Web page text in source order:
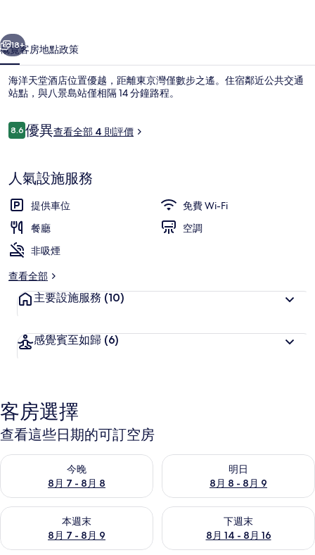
片
集
燒烤/野餐區
個 下一個
18+
概覽客房地點政策
海洋天堂酒店位置優越，距離東京灣僅數步之遙。住宿鄰近公共交通
站點，與八景島站僅相隔 14 分鐘路程。
評
價
8.68.6 分，滿分 10 分，
優異查看全部 4 則評價
人氣設施服務
提供車位
免費 Wi-Fi
餐廳
空調
非吸煙
查看全部
主要設施服務 (10)
感覺賓至如歸 (6)
客房選擇
查看這些日期的可訂空房
今晚
8月 7 - 8月 8
查看今晚 8月 7 - 8月 8的可訂空房
明日
8月 8 - 8月 9
查看明日 8月 8 - 8月 9的可訂
本週末
8月 7 - 8月 9
查看本週末 8月 7 - 8月 9的可訂空房
下週末
8月 14 - 8月 16
查看下週末 8月 14 - 8月 16的